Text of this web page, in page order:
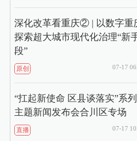
深化改革看重庆② | 以数字重
探索超大城市现代化治理“新
段”
原创 07-17
“扛起新使命 区县谈落实”系列
主题新闻发布会合川区专场
直播 07-17